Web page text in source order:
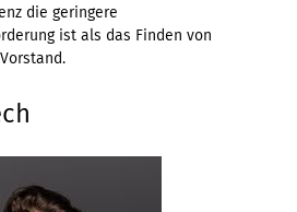
die geringere
ist als das Finden von